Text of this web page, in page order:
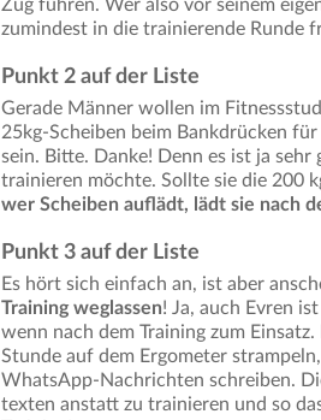
Zug führen. Wer also vor seinem
zumindest in die trainierende Runde
Punkt 2 auf der Liste
Gerade Männer wollen im
25kg-Scheiben beim Bankdrücken
sein. Bitte. Danke! Denn es ist ja
trainieren möchte. Sollte sie die 200
wer Scheiben auflädt, lädt sie nach
Punkt 3 auf der Liste
Es hört sich einfach an, ist aber
Training weglassen! Ja, auch Evren
wenn nach dem Training zum
Stunde auf dem Ergometer
WhatsApp-Nachrichten schreiben.
texten anstatt zu trainieren und so